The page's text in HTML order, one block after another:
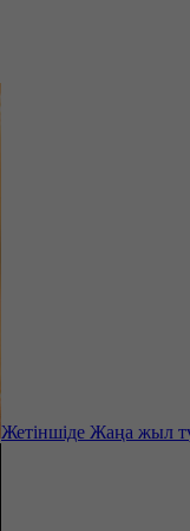
Жетіншіде Жаңа жыл